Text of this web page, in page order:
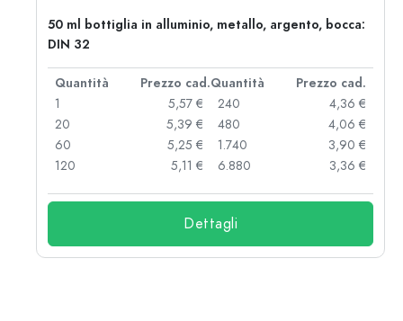
50 ml bottiglia in alluminio, metallo, argento, bocca:
DIN 32
Quantità Prezzo cad.Quantità
Prezzo cad.
1
5,57 €
20
5,39 €
60
5,25 €
120
5,11 €
240
4,36 €
480
4,06 €
1.740
3,90 €
6.880
3,36 €
Dettagli